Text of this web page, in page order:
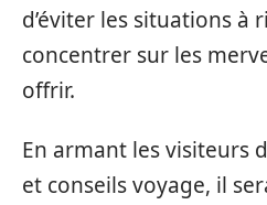
d’éviter les situations à
concentrer sur les
offrir.
En armant les visiteurs
et conseils voyage, il